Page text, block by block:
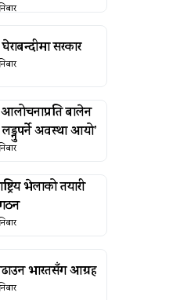
सरकार
बालेन
अवस्था आयो’
भेलाको तयारी
भारतसँग आग्रह